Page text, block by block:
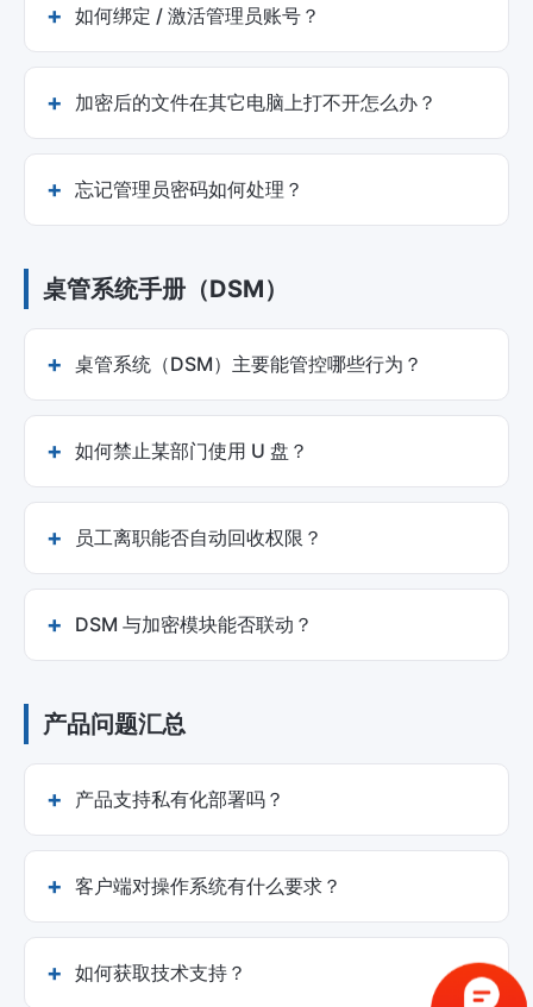
如何绑定 / 激活管理员账号？
加密后的文件在其它电脑上打不开怎么办？
忘记管理员密码如何处理？
桌管系统手册（DSM）
桌管系统（DSM）主要能管控哪些行为？
如何禁止某部门使用 U 盘？
员工离职能否自动回收权限？
DSM 与加密模块能否联动？
产品问题汇总
产品支持私有化部署吗？
客户端对操作系统有什么要求？
如何获取技术支持？